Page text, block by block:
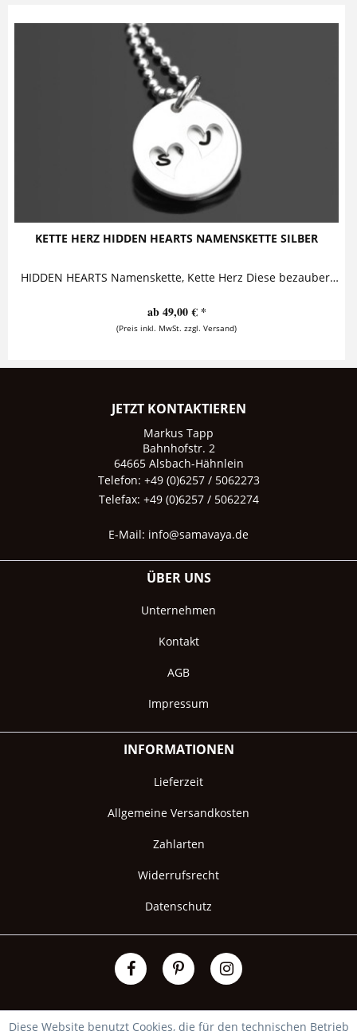
KETTE HERZ HIDDEN HEARTS NAMENSKETTE SILBER
HIDDEN HEARTS Namenskette, Kette Herz Diese bezaubernde Namenskette trägt einen Silberanhänger, der mit Initialen versehen ist. Der...
ab 49,00 € *
(Preis inkl. MwSt. zzgl. Versand)
JETZT KONTAKTIEREN
Markus Tapp
Bahnhofstr. 2
64665 Alsbach-Hähnlein
Telefon: +49 (0)6257 / 5062273
Telefax: +49 (0)6257 / 5062274
E-Mail: info@samavaya.de
ÜBER UNS
Unternehmen
Kontakt
AGB
Impressum
INFORMATIONEN
Lieferzeit
Allgemeine Versandkosten
Zahlarten
Widerrufsrecht
Datenschutz
Diese Website benutzt Cookies, die für den technischen Betrieb